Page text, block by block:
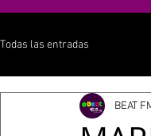
Todas las entradas
BEAT